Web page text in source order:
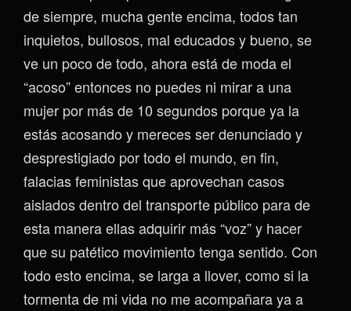
de siempre, mucha gente encima, todos tan
inquietos, bullosos, mal educados y bueno, se
ve un poco de todo, ahora está de moda el
“acoso” entonces no puedes ni mirar a una
mujer por más de 10 segundos porque ya la
estás acosando y mereces ser denunciado y
desprestigiado por todo el mundo, en fin,
falacias feministas que aprovechan casos
aislados dentro del transporte público para de
esta manera ellas adquirir más “voz” y hacer
que su patético movimiento tenga sentido. Con
todo esto encima, se larga a llover, como si la
tormenta de mi vida no me acompañara ya a